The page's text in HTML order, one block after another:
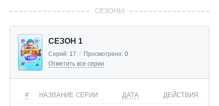
СЕЗОНЫ
СЕЗОН 1
Серий: 17 / Просмотрено: 0
Отметить все серии
# НАЗВАНИЕ СЕРИИ ДАТА ДЕЙСТВИЯ